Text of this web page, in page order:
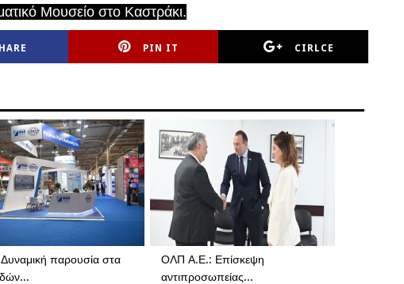
Μουσείο στο Καστράκι.
PIN IT CIRLCE
παρουσία στα
ΟΛΠ Α.Ε.: Επίσκεψη
αντιπροσωπείας...